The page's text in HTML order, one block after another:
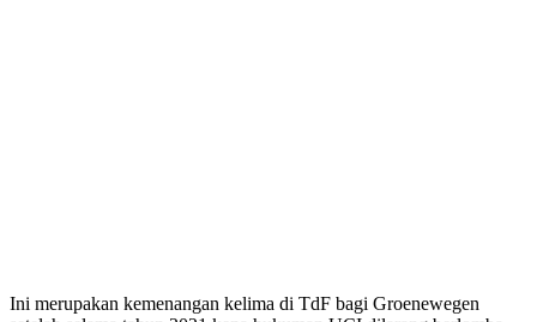
Ini merupakan kemenangan kelima di TdF bagi Groenewegen